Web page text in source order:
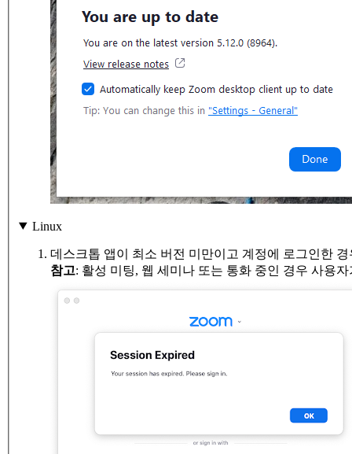
Linux
데스크톱 앱이 최소 버전 미만이고 계정에 로그인한
참고: 활성 미팅, 웹 세미나 또는 통화 중인 경우 사용